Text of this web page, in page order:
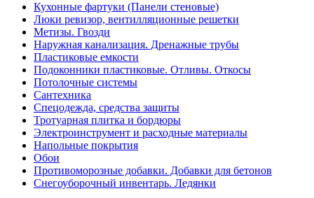
Кухонные фартуки (Панели стеновые)
Люки ревизор, вентилляционные решетки
Метизы. Гвозди
Наружная канализация. Дренажные трубы
Пластиковые емкости
Подоконники пластиковые. Отливы. Откосы
Потолочные системы
Сантехника
Спецодежда, средства защиты
Тротуарная плитка и бордюры
Электроинструмент и расходные материалы
Напольные покрытия
Обои
Противоморозные добавки. Добавки для бетонов
Снегоуборочный инвентарь. Ледянки